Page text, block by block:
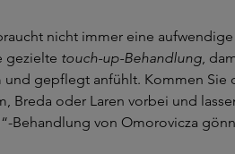
nicht immer eine
gezielte touch-up-Behandlung,
und gepflegt anfühlt. Kommen Sie
Breda oder Laren vorbei und
Behandlung von Omorovicza